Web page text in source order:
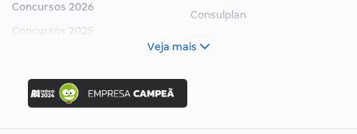
Concursos 2026
Concursos 2025
Concurso Ibama
Concurso MPU
Editais publicados
Consulplan
Veja mais